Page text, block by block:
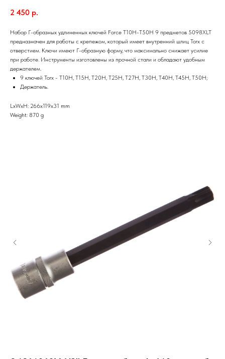
2 450 р.
Набор Г-образных удлиненных ключей Force Т10Н-Т50Н 9 предметов 5098XLT
предназначен для работы с крепежом, который имеет внутренний шлиц Torx с
отверстием. Ключи имеют Г-образную форму, что максимально снижает усилие
при работе. Инструменты изготовлены из прочной стали и обладают удобным
держателем.
9 ключей Torx - T10H, Т15H, Т20H, Т25H, Т27H, Т30H, Т40H, Т45H, T50H;
Держатель.
LxWxH: 266x119x31 mm
Weight: 870 g